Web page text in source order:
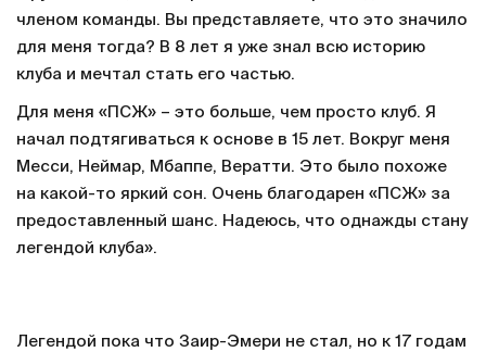
членом команды. Вы представляете, что это значило
для меня тогда? В 8 лет я уже знал всю историю
клуба и мечтал стать его частью.
Для меня «ПСЖ» – это больше, чем просто клуб. Я
начал подтягиваться к основе в 15 лет. Вокруг меня
Месси, Неймар, Мбаппе, Вератти. Это было похоже
на какой-то яркий сон. Очень благодарен «ПСЖ» за
предоставленный шанс. Надеюсь, что однажды стану
легендой клуба».
Легендой пока что Заир-Эмери не стал, но к 17 годам